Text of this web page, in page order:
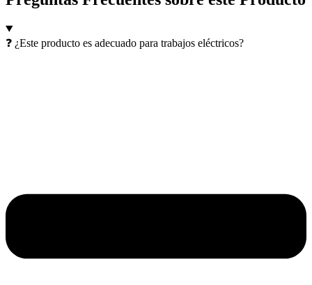
❓ ¿Este producto es adecuado para trabajos eléctricos?